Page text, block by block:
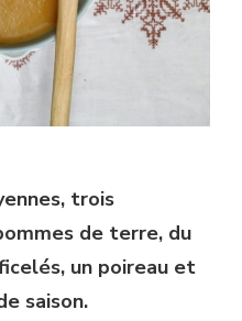
trois
de terre, du
un poireau et
saison.